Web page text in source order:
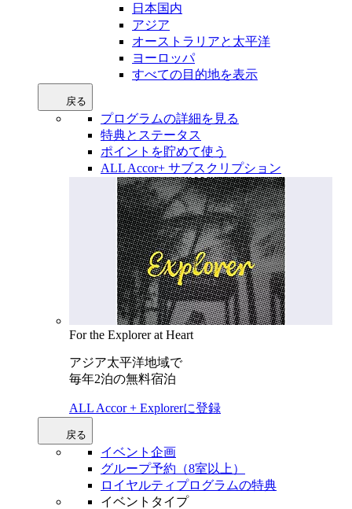
日本国内
アジア
オーストラリアと太平洋
ヨーロッパ
すべての目的地を表示
戻る
プログラムの詳細を見る
特典とステータス
ポイントを貯めて使う
ALL Accor+ サブスクリプション
For the Explorer at Heart
アジア太平洋地域で
毎年2泊の無料宿泊
ALL Accor + Explorerに登録
戻る
イベント企画
グループ予約（8室以上）
ロイヤルティプログラムの特典
イベントタイプ